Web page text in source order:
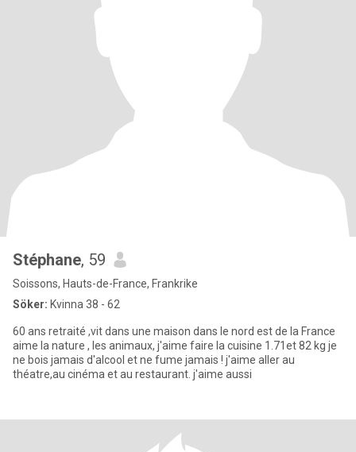
Stéphane, 59
Soissons, Hauts-de-France, Frankrike
Söker: Kvinna 38 - 62
60 ans retraité ,vit dans une maison dans le nord est de la France
aime la nature , les animaux, j'aime faire la cuisine 1.71et 82 kg je
ne bois jamais d'alcool et ne fume jamais ! j'aime aller au
théatre,au cinéma et au restaurant. j'aime aussi